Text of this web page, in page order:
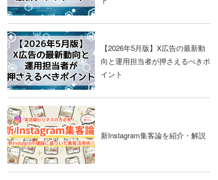
【2026年5月版】X広告の最新動
向と運用担当者が押さえるべきポ
イント
新Instagram集客論を紹介・解説